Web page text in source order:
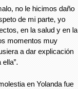
no le hicimos daño
de mi parte, yo
en la salud y en la
momentos muy
a dar explicación
en Yolanda fue